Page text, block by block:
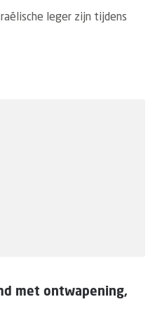
leger zijn tijdens
met ontwapening,